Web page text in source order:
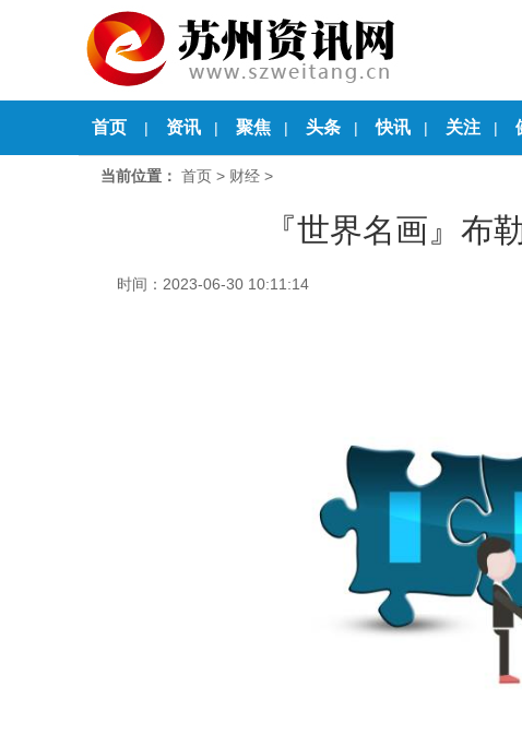
首页 | 资讯 | 聚焦 | 头条 | 快讯 | 关注 |
当前位置： 首页 > 财经 >
『世界名画』布
时间：2023-06-30 10:11:14